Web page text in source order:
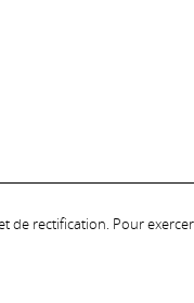
de rectification. Pour